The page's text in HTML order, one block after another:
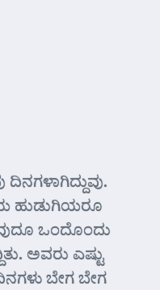
ಹುಡುಗಿಯರೂ
ಒಂದೊಂದು
ಅವರು ಎಷ್ಟು
ಬೇಗ ಬೇಗ